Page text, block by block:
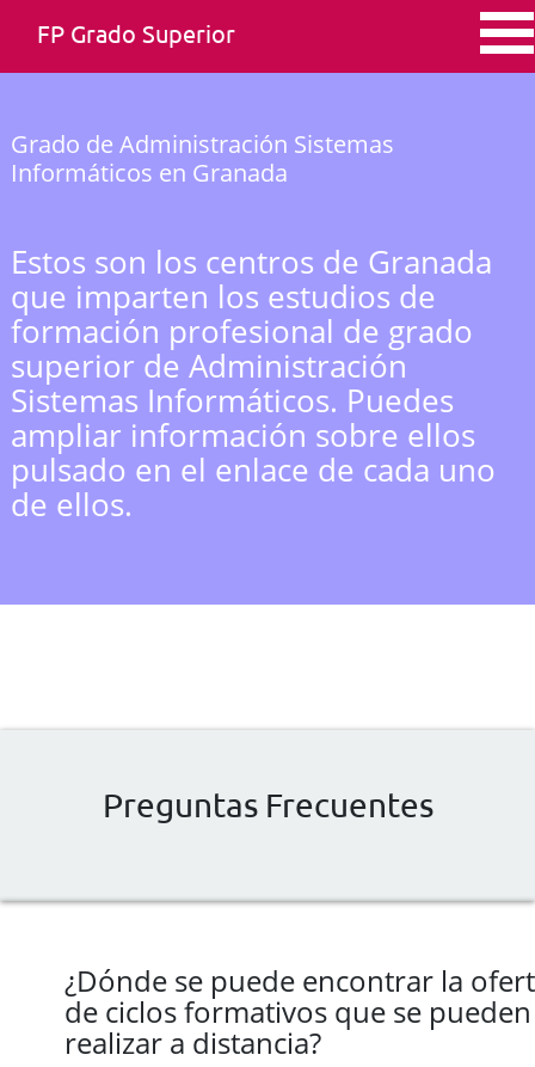
FP Grado Superior
Grado de Administración Sistemas
Informáticos en Granada
Estos son los centros de Granada
que imparten los estudios de
formación profesional de grado
superior de Administración
Sistemas Informáticos. Puedes
ampliar información sobre ellos
pulsado en el enlace de cada uno
de ellos.
Preguntas Frecuentes
¿Dónde se puede encontrar la
de ciclos formativos que se pueden
realizar a distancia?